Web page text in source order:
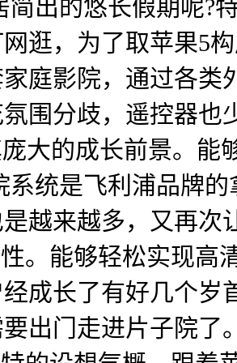
出的悠长假期呢?
逛，为了取苹果5
庭影院，通过各类
围分歧，遥控器
大的成长前景。能
统是飞利浦品牌的
越来越多，又再次
。能够轻松实现高
成长了有好几个岁
出门走进片子院了